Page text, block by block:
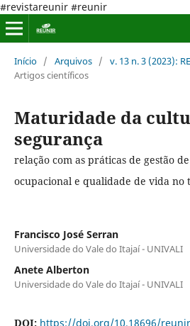
#revistareunir #reunir
Início / Arquivos / v. 13 n. 3 (2023):
Artigos científicos
Maturidade da
segurança
relação com as práticas de gestão
ocupacional e qualidade de vida no
Francisco José Serran
Universidade do Vale do Itajaí - UNIVALI
Anete Alberton
Universidade do Vale do Itajaí - UNIVALI
DOI: https://doi.org/10.18696/